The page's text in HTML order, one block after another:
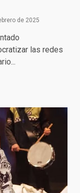
de 2025
las redes